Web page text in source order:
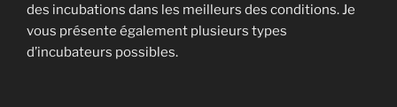
des incubations dans les meilleurs des conditions. Je
vous présente également plusieurs types
d’incubateurs possibles.